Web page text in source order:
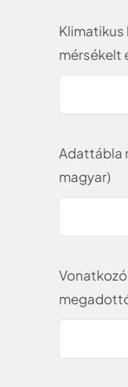
Klimatikus
mérsékelt
Adattábla
magyar)